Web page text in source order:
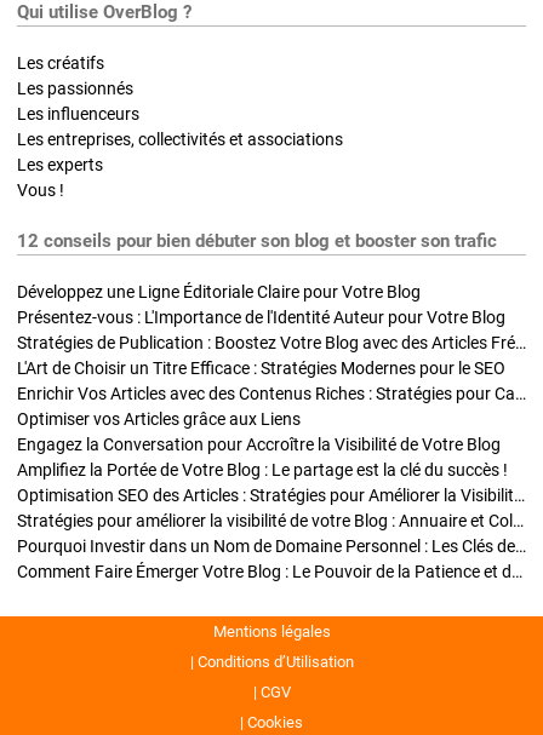
Qui utilise OverBlog ?
Les créatifs
Les passionnés
Les influenceurs
Les entreprises, collectivités et associations
Les experts
Vous !
12 conseils pour bien débuter son blog et booster son trafic
Développez une Ligne Éditoriale Claire pour Votre Blog
Présentez-vous : L'Importance de l'Identité Auteur pour Votre Blog
Stratégies de Publication : Boostez Votre Blog avec des Articles Fréquents et Exclusifs
L'Art de Choisir un Titre Efficace : Stratégies Modernes pour le SEO
Enrichir Vos Articles avec des Contenus Riches : Stratégies pour Captiver et Optimiser
Optimiser vos Articles grâce aux Liens
Engagez la Conversation pour Accroître la Visibilité de Votre Blog
Amplifiez la Portée de Votre Blog : Le partage est la clé du succès !
Optimisation SEO des Articles : Stratégies pour Améliorer la Visibilité de Votre Blog
Stratégies pour améliorer la visibilité de votre Blog : Annuaire et Collaborations
Pourquoi Investir dans un Nom de Domaine Personnel : Les Clés de la Réussite de Votre Blog
Comment Faire Émerger Votre Blog : Le Pouvoir de la Patience et de la Persévérance
Mentions légales
Conditions d’Utilisation
CGV
Cookies